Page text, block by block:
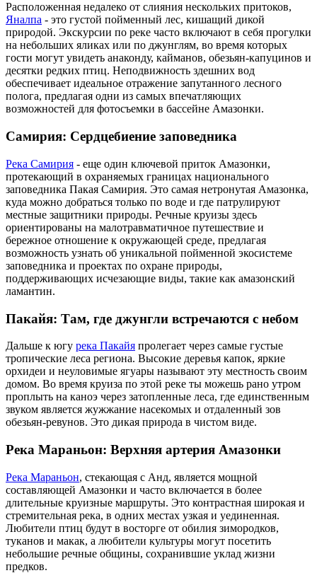
Расположенная недалеко от слияния нескольких притоков,
Яналпа - это густой пойменный лес, кишащий дикой
природой. Экскурсии по реке часто включают в себя прогулки
на небольших яликах или по джунглям, во время которых
гости могут увидеть анаконду, кайманов, обезьян-капуцинов и
десятки редких птиц. Неподвижность здешних вод
обеспечивает идеальное отражение запутанного лесного
полога, предлагая одни из самых впечатляющих
возможностей для фотосъемки в бассейне Амазонки.
Самирия: Сердцебиение заповедника
Река Самирия - еще один ключевой приток Амазонки,
протекающий в охраняемых границах национального
заповедника Пакая Самирия. Это самая нетронутая Амазонка,
куда можно добраться только по воде и где патрулируют
местные защитники природы. Речные круизы здесь
ориентированы на малотравматичное путешествие и
бережное отношение к окружающей среде, предлагая
возможность узнать об уникальной пойменной экосистеме
заповедника и проектах по охране природы,
поддерживающих исчезающие виды, такие как амазонский
ламантин.
Пакайя: Там, где джунгли встречаются с небом
Дальше к югу река Пакайя пролегает через самые густые
тропические леса региона. Высокие деревья капок, яркие
орхидеи и неуловимые ягуары называют эту местность своим
домом. Во время круиза по этой реке ты можешь рано утром
проплыть на каноэ через затопленные леса, где единственным
звуком является жужжание насекомых и отдаленный зов
обезьян-ревунов. Это дикая природа в чистом виде.
Река Мараньон: Верхняя артерия Амазонки
Река Мараньон, стекающая с Анд, является мощной
составляющей Амазонки и часто включается в более
длительные круизные маршруты. Это контрастная широкая и
стремительная река, в одних местах узкая и уединенная.
Любители птиц будут в восторге от обилия зимородков,
туканов и макак, а любители культуры могут посетить
небольшие речные общины, сохранившие уклад жизни
предков.